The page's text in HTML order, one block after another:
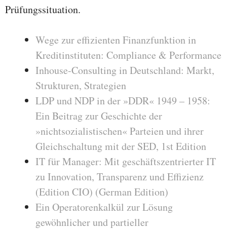
Prüfungssituation.
Wege zur effizienten Finanzfunktion in
Kreditinstituten: Compliance & Performance
Inhouse-Consulting in Deutschland: Markt,
Strukturen, Strategien
LDP und NDP in der »DDR« 1949 – 1958:
Ein Beitrag zur Geschichte der
»nichtsozialistischen« Parteien und ihrer
Gleichschaltung mit der SED, 1st Edition
IT für Manager: Mit geschäftszentrierter IT
zu Innovation, Transparenz und Effizienz
(Edition CIO) (German Edition)
Ein Operatorenkalkül zur Lösung
gewöhnlicher und partieller